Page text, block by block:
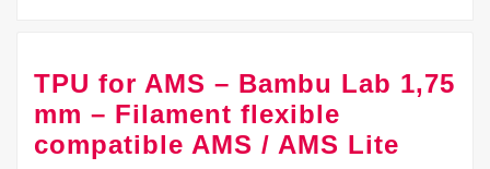
TPU for AMS – Bambu Lab 1,75
mm – Filament flexible
compatible AMS / AMS Lite